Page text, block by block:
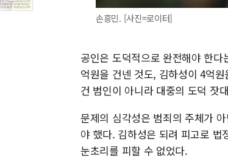
손흥민. [사진=로이터]
공인은 도덕적으로 완전해야 한
억원을 건넨 것도, 김하성이 4억
건 범인이 아니라 대중의 도덕 잣
문제의 심각성은 범죄의 주체가
야 했다. 김하성은 되려 피고로
눈초리를 피할 수 없었다.